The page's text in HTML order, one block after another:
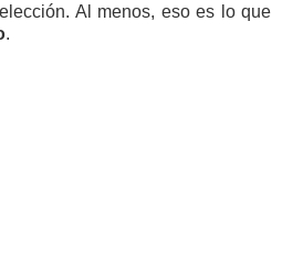
Al menos, eso es lo que
.